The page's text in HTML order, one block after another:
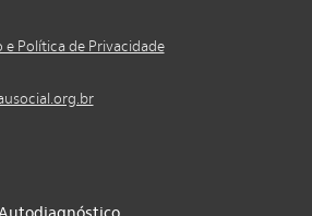
e Política de Privacidade